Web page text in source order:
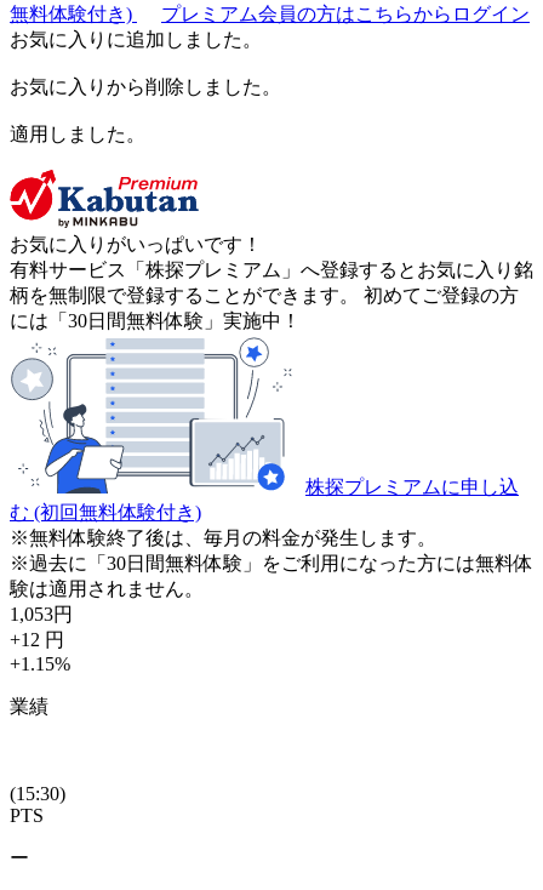
無料体験付き)
プレミアム会員の方はこちらからログイン
お気に入りに追加しました。
お気に入りから削除しました。
適用しました。
お気に入りがいっぱいです！
有料サービス「株探プレミアム」へ登録するとお気に入り銘
柄を無制限で登録することができます。 初めてご登録の方
には「30日間無料体験」実施中！
株探プレミアムに申し込
む (初回無料体験付き)
※無料体験終了後は、毎月の料金が発生します。
※過去に「30日間無料体験」をご利用になった方には無料体
験は適用されません。
1,053円
+12 円
+1.15%
業績
(15:30)
PTS
ー